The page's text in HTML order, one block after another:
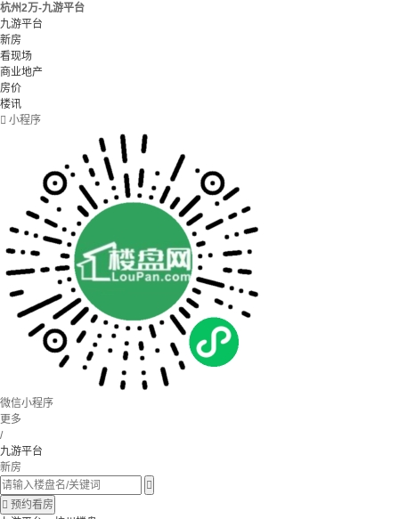
杭州2万-九游平台
九游平台
新房
看现场
商业地产
房价
楼讯
 小程序
微信小程序
更多
/
九游平台
新房

 预约看房